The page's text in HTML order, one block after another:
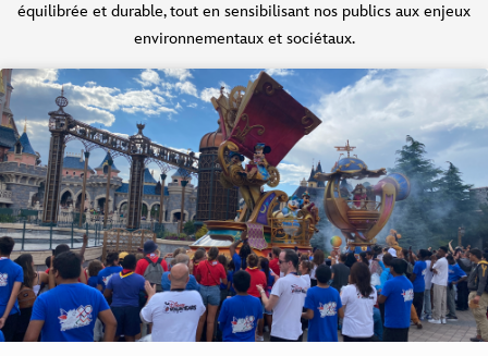
équilibrée et durable, tout en sensibilisant nos publics aux enjeux
environnementaux et sociétaux.